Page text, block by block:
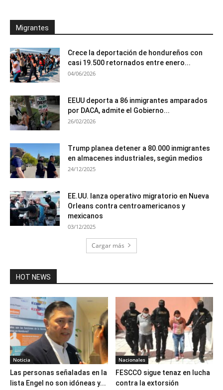
Migrantes
Crece la deportación de hondureños con
casi 19.500 retornados entre enero...
04/06/2026
EEUU deporta a 86 inmigrantes amparados
por DACA, admite el Gobierno...
26/02/2026
Trump planea detener a 80.000 inmigrantes
en almacenes industriales, según medios
24/12/2025
EE.UU. lanza operativo migratorio en Nueva
Orleans contra centroamericanos y
mexicanos
03/12/2025
Cargar más
HOT NEWS
Noticia
Las personas señaladas en la
lista Engel no son idóneas y...
Nacionales
FESCCO sigue tenaz en lucha
contra la extorsión